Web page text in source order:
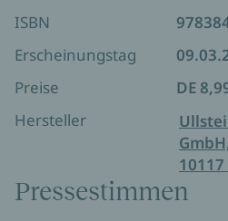
ISBN
Erscheinungstag
Preise
DE
Hersteller
Pressestimmen